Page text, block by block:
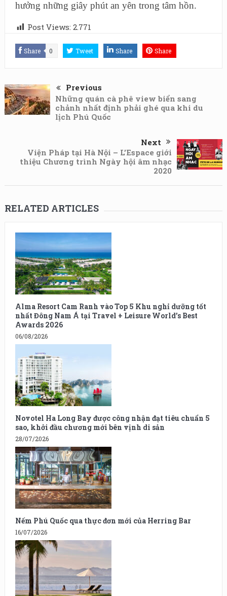
hưởng những giây phút an yên trong tâm hồn.
Post Views: 2.771
Share 0 Tweet Share Share
Previous
Những quán cà phê view biển sang
chảnh nhất định phải ghé qua khi du
lịch Phú Quốc
Next
Viện Pháp tại Hà Nội – L’Espace giới
thiệu Chương trình Ngày hội âm nhạc
2020
RELATED ARTICLES
Alma Resort Cam Ranh vào Top 5 Khu nghỉ dưỡng tốt
nhất Đông Nam Á tại Travel + Leisure World’s Best
Awards 2026
06/08/2026
Novotel Ha Long Bay được công nhận đạt tiêu chuẩn 5
sao, khởi đầu chương mới bên vịnh di sản
28/07/2026
Nếm Phú Quốc qua thực đơn mới của Herring Bar
16/07/2026